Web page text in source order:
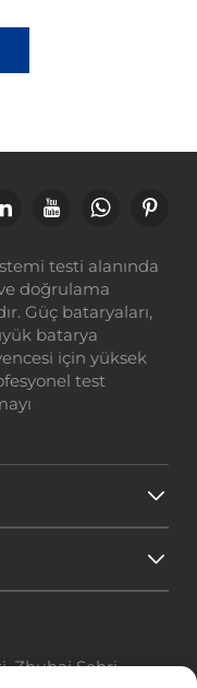
testi alanında
doğrulama
Güç bataryaları,
batarya
için yüksek
test
Zhuhai Şehri,